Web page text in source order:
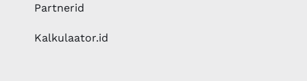
Partnerid
Kalkulaator.id